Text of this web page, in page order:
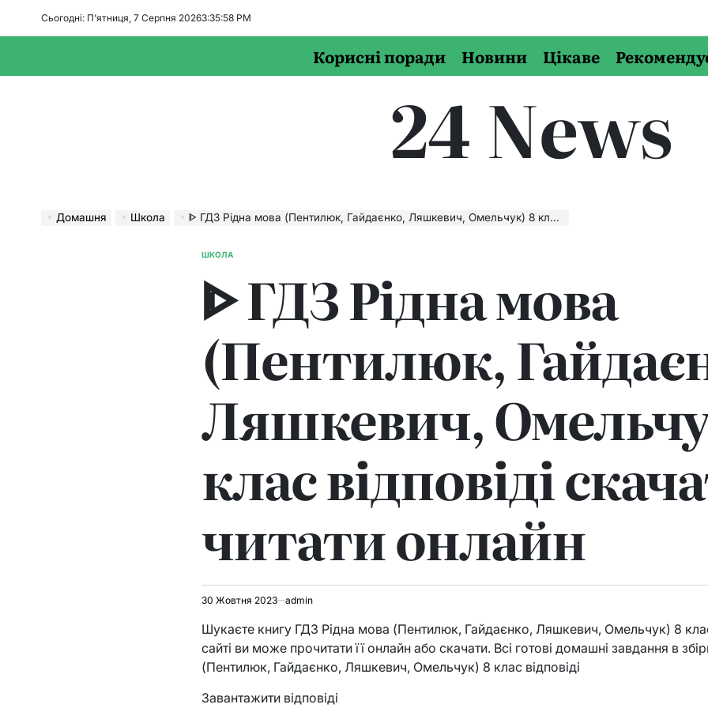
Сьогодні: П’ятниця, 7 Серпня 20263:35:59 PM
Корисні поради Новини Цікаве
24 News
Домашня Школа ᐈ ГДЗ Рідна мова (Пентилюк, Гайдаєнко, Ляшкевич, Омельчук) 8 клас відповіді скачати, читати онлайн
ОПУБЛІКУВАТИ
ШКОЛА
ᐈ ГДЗ Рідна мова
(Пентилюк,
Ляшкевич,
клас відповіді
читати онлайн
30 Жовтня 2023 admin
Шукаєте книгу ГДЗ Рідна мова (Пентилюк, Гайдаєнко, Ляшкевич, Омельчук) 8 клас
сайті ви може прочитати її онлайн або скачати. Всі готові домашні завдання в
(Пентилюк, Гайдаєнко, Ляшкевич, Омельчук) 8 клас відповіді
Завантажити відповіді